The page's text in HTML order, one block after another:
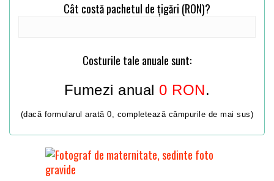
Cât costă pachetul de țigări (RON)?
Costurile tale anuale sunt:
Fumezi anual 0 RON.
(dacă formularul arată 0, completează câmpurile de mai sus)